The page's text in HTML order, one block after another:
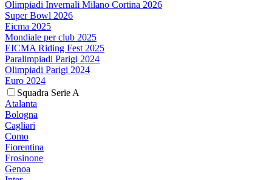
Olimpiadi Invernali Milano Cortina 2026
Super Bowl 2026
Eicma 2025
Mondiale per club 2025
EICMA Riding Fest 2025
Paralimpiadi Parigi 2024
Olimpiadi Parigi 2024
Euro 2024
Squadra Serie A
Atalanta
Bologna
Cagliari
Como
Fiorentina
Frosinone
Genoa